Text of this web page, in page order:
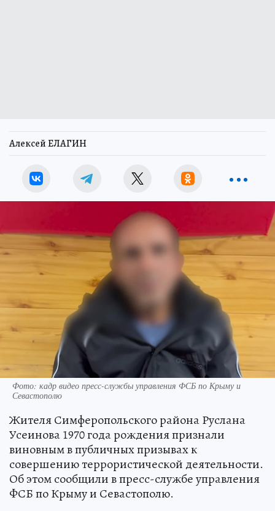
Алексей ЕЛАГИН
Фото: кадр видео пресс-службы управления ФСБ по Крыму и
Севастополю
Жителя Симферопольского района Руслана
Усеинова 1970 года рождения признали
виновным в публичных призывах к
совершению террористической деятельности.
Об этом сообщили в пресс-службе управления
ФСБ по Крыму и Севастополю.